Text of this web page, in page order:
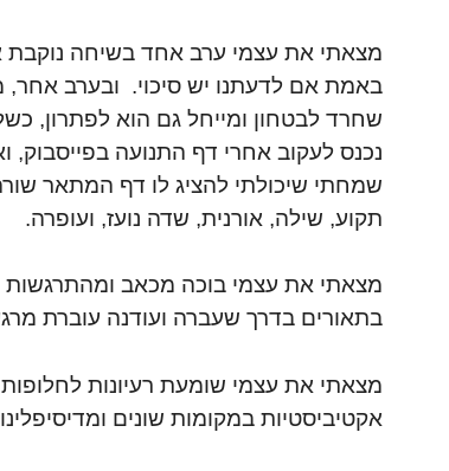
מצאתי את עצמי ערב אחד בשיחה נוקבת
באמת אם לדעתנו יש סיכוי. ובערב
שחרד לבטחון ומייחל גם הוא לפתרון,
נכנס לעקוב אחרי דף התנועה
שמחתי שיכולתי להציג לו דף המתאר
תקוע, שילה, אורנית, שדה נועז, ועופרה.
מצאתי את עצמי בוכה מכאב
בתאורים בדרך שעברה ועודנה עוברת
מצאתי את עצמי שומעת רעיונות
אקטיביסטיות במקומות שונים